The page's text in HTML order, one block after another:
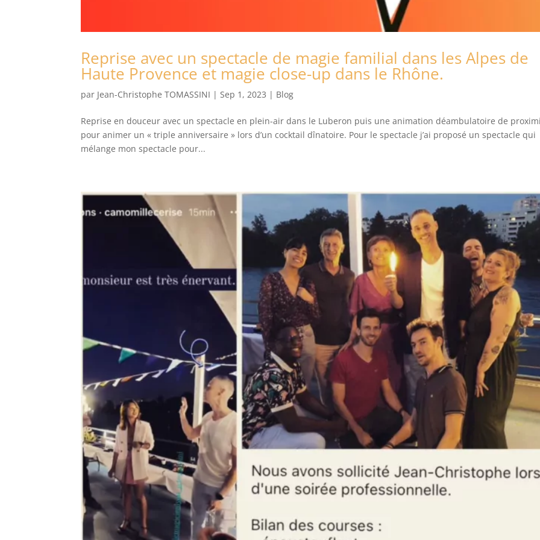
Reprise avec un spectacle de magie familial dans les Alpes de
Haute Provence et magie close-up dans le Rhône.
par Jean-Christophe TOMASSINI |Sep 1, 2023 | Blog
Reprise en douceur avec un spectacle en plein-air dans le Luberon puis une animation déambulatoire de
pour animer un « triple anniversaire » lors d’un cocktail dînatoire. Pour le spectacle j’ai proposé un spectacle qui
mélange mon spectacle pour...